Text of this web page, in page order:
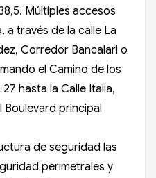
Múltiples accesos
a través de la calle La
Corredor Bancalari o
el Camino de los
hasta la Calle Italia,
principal
de seguridad las
perimetrales y